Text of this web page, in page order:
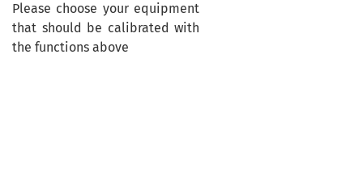
Please choose your equipment
that should be calibrated with
the functions above